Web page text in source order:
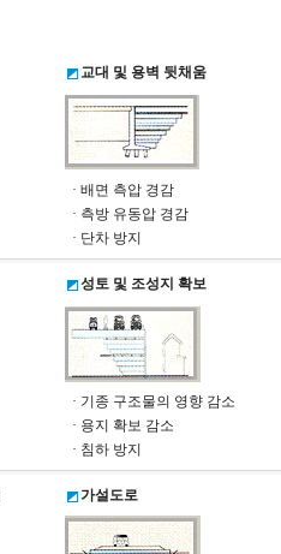
교대 및 용벽 뒷채움
· 배면 측압 경감
· 측방 유동압 경감
· 단차 방지
성토 및 조성지 확보
· 기종 구조물의 영향 감소
· 용지 확보 감소
· 침하 방지
가설도로